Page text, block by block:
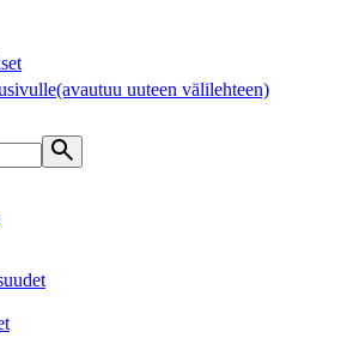
(avautuu uuteen välilehteen)